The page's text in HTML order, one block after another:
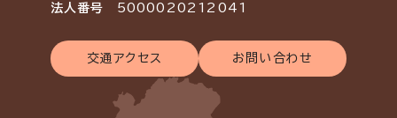
法人番号 5000020212041
交通アクセス お問い合わせ